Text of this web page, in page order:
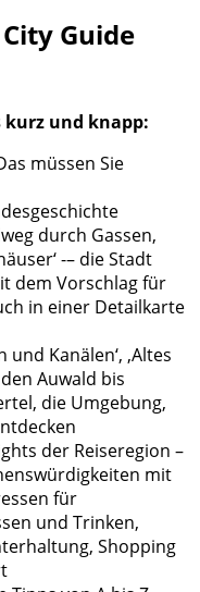
Guide
kurz und knapp:
müssen Sie
durch Gassen,
-– die Stadt
dem Vorschlag für
in einer Detailkarte
und Kanälen‘, ‚Altes
Auwald bis
die Umgebung,
der Reiseregion –
mit
für
und Trinken,
Shopping